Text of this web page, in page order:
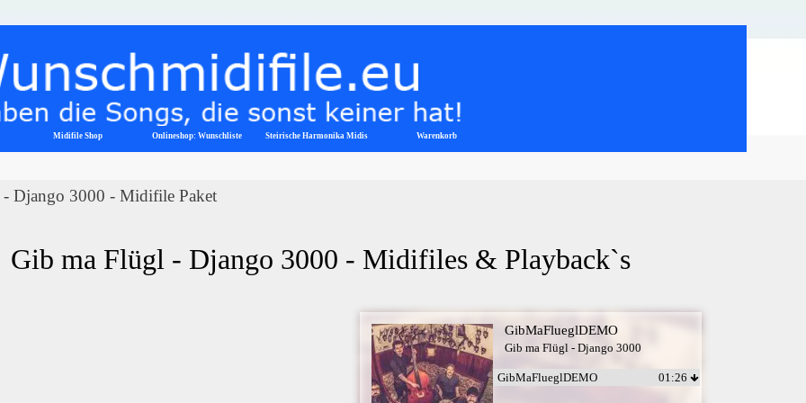
Menü überspringen
Midifile Shop ▼
Onlineshop: Wunschliste Steirische Harmonika Midis ▼
Warenkorb
Django 3000 - Midifile Paket
Gib ma Flügl - Django 3000 - Midifiles & Playback`s
GibMaFlueglDEMO
Gib ma Flügl - Django 3000
GibMaFlueglDEMO 01:26